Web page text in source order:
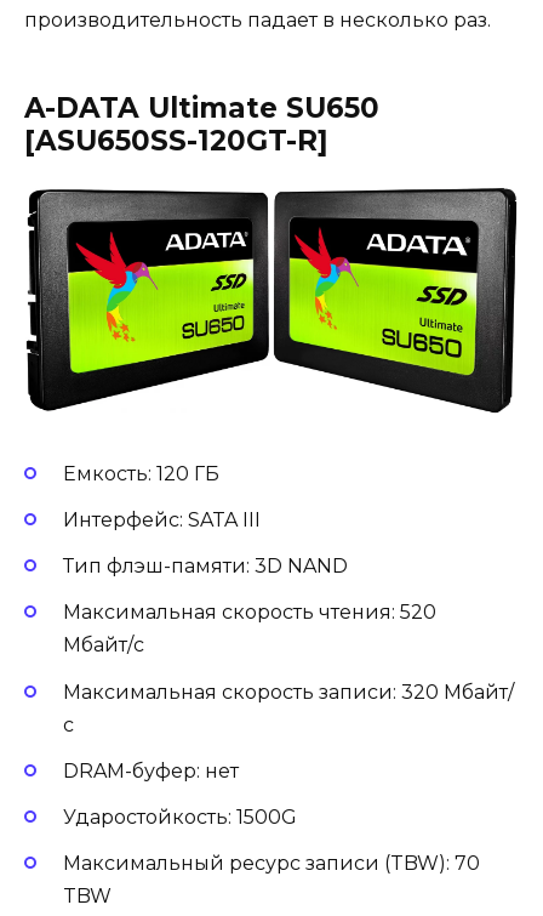
производительность падает в несколько раз.
A-DATA Ultimate SU650
[ASU650SS-120GT-R]
Емкость: 120 ГБ
Интерфейс: SATA III
Тип флэш-памяти: 3D NAND
Максимальная скорость чтения: 520
Мбайт/c
Максимальная скорость записи: 320 Мбайт/
с
DRAM-буфер: нет
Ударостойкость: 1500G
Максимальный ресурс записи (TBW): 70
TBW